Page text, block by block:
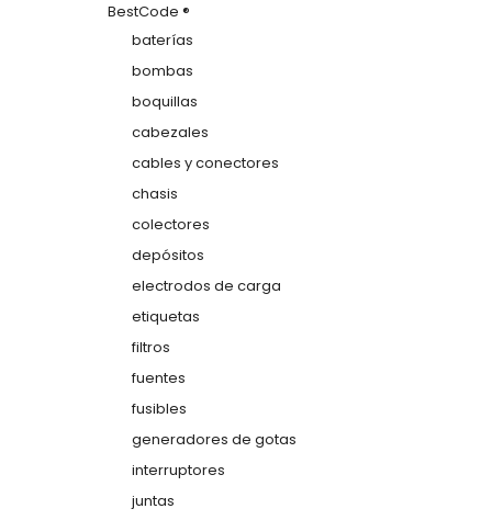
BestCode ®
baterías
bombas
boquillas
cabezales
cables y conectores
chasis
colectores
depósitos
electrodos de carga
etiquetas
filtros
fuentes
fusibles
generadores de gotas
interruptores
juntas